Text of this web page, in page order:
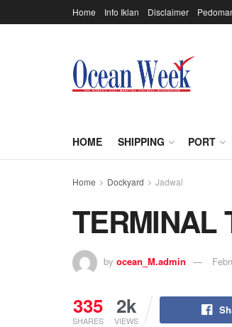
Home Info Iklan Disclaimer
HOME SHIPPING PORT
Home Dockyard Jadwal
TERMINAL
by ocean_M.admin
335
SHARES
2k
VIEWS